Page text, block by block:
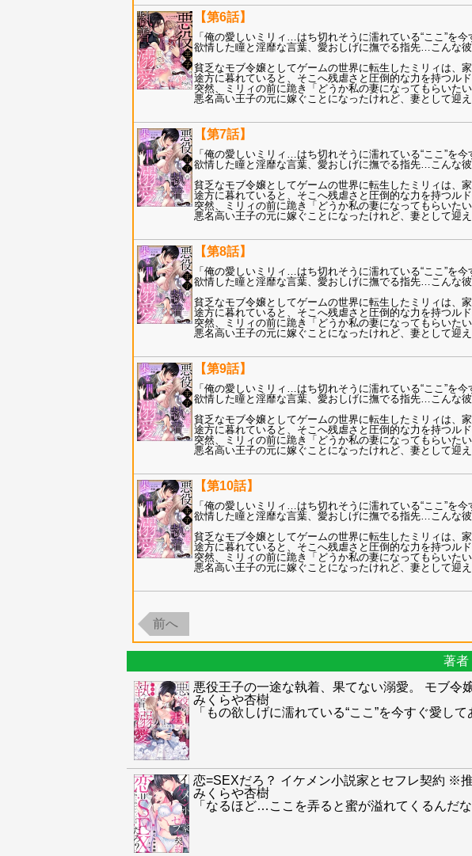
【第6話】
「俺の愛しいミリィ…はち切れそうに濡れている“ここ”を
欲情した瞳と淫靡な言葉、愛おしげに撫でる指先…こんな
貧乏なモブ令嬢としてゲームの世界に転生したミリィは、
途方に暮れていると、そこへ残虐さと圧倒的な力を持つル
突然、ミリィの前に跪き「どうか私の妻になってもらい
悪名高い王子の元に嫁ぐことになったけれど、妻として迎
【第7話】
「俺の愛しいミリィ…はち切れそうに濡れている“ここ”を
欲情した瞳と淫靡な言葉、愛おしげに撫でる指先…こんな
貧乏なモブ令嬢としてゲームの世界に転生したミリィは、
途方に暮れていると、そこへ残虐さと圧倒的な力を持つル
突然、ミリィの前に跪き「どうか私の妻になってもらい
悪名高い王子の元に嫁ぐことになったけれど、妻として迎
【第8話】
「俺の愛しいミリィ…はち切れそうに濡れている“ここ”を
欲情した瞳と淫靡な言葉、愛おしげに撫でる指先…こんな
貧乏なモブ令嬢としてゲームの世界に転生したミリィは、
途方に暮れていると、そこへ残虐さと圧倒的な力を持つル
突然、ミリィの前に跪き「どうか私の妻になってもらい
悪名高い王子の元に嫁ぐことになったけれど、妻として迎
【第9話】
「俺の愛しいミリィ…はち切れそうに濡れている“ここ”を
欲情した瞳と淫靡な言葉、愛おしげに撫でる指先…こんな
貧乏なモブ令嬢としてゲームの世界に転生したミリィは、
途方に暮れていると、そこへ残虐さと圧倒的な力を持つル
突然、ミリィの前に跪き「どうか私の妻になってもらい
悪名高い王子の元に嫁ぐことになったけれど、妻として迎
【第10話】
「俺の愛しいミリィ…はち切れそうに濡れている“ここ”を
欲情した瞳と淫靡な言葉、愛おしげに撫でる指先…こんな
貧乏なモブ令嬢としてゲームの世界に転生したミリィは、
途方に暮れていると、そこへ残虐さと圧倒的な力を持つル
突然、ミリィの前に跪き「どうか私の妻になってもらい
悪名高い王子の元に嫁ぐことになったけれど、妻として迎
前へ
著者
悪役王子の一途な執着、果てない溺愛。 モブ令
みくらや杏樹
「もの欲しげに濡れている“ここ”を今すぐ愛し
恋=SEXだろ？ イケメン小説家とセフレ契約 ※
みくらや杏樹
「なるほど…ここを弄ると蜜が溢れてくるんだ